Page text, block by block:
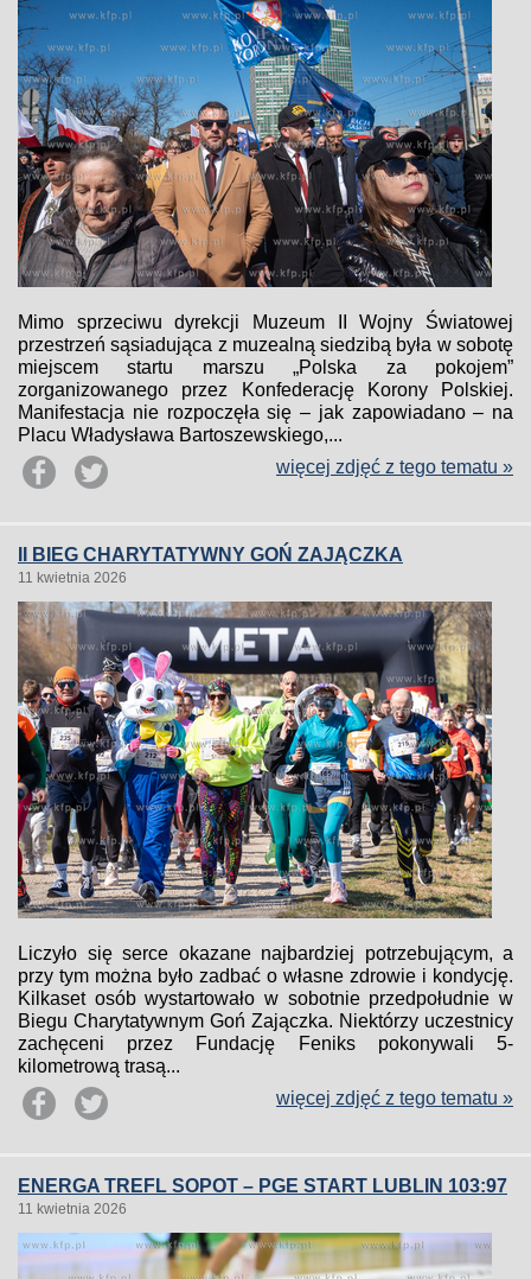
Mimo sprzeciwu dyrekcji Muzeum II Wojny Światowej
przestrzeń sąsiadująca z muzealną siedzibą była w sobotę
miejscem startu marszu „Polska za pokojem”
zorganizowanego przez Konfederację Korony Polskiej.
Manifestacja nie rozpoczęła się – jak zapowiadano – na
Placu Władysława Bartoszewskiego,...
więcej zdjęć z tego tematu »
II BIEG CHARYTATYWNY GOŃ ZAJĄCZKA
11 kwietnia 2026
Liczyło się serce okazane najbardziej potrzebującym, a
przy tym można było zadbać o własne zdrowie i kondycję.
Kilkaset osób wystartowało w sobotnie przedpołudnie w
Biegu Charytatywnym Goń Zajączka. Niektórzy uczestnicy
zachęceni przez Fundację Feniks pokonywali 5-
kilometrową trasą...
więcej zdjęć z tego tematu »
ENERGA TREFL SOPOT – PGE START LUBLIN 103:97
11 kwietnia 2026